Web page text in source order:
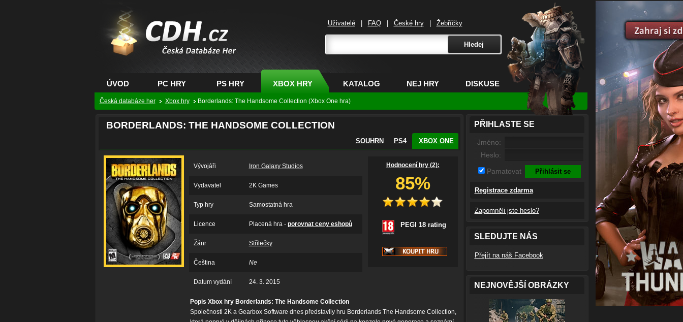
CDH.cz - hry na PC,
PS, XBOX - Česká
databáze her
Uživatelé FAQ České hry Žebříčky
ÚVOD PC HRY PS HRY XBOX HRY KATALOG NEJ HRY DISKUSE
Česká databáze her Xbox hry Borderlands: The Handsome Collection (Xbox One hra)
BORDERLANDS: THE HANDSOME COLLECTION
SOUHRN PS4 XBOX ONE
Vývojáři Iron Galaxy Studios
Vydavatel 2K Games
Typ hry Samostatná hra
Licence Placená hra - porovnat ceny eshopů
Žánr Střílečky
Čeština Ne
Datum vydání 24. 3. 2015
Hodnocení hry (2):
85%
PEGI 18 rating
Popis Xbox hry Borderlands: The Handsome Collection
Společnosti 2K a Gearbox Software dnes představily hru Borderlands The Handsome Collection,
PŘIHLASTE SE
Jméno:
Heslo:
Pamatovat
Registrace zdarma
Zapomněli jste heslo?
SLEDUJTE NÁS
Přejít na náš Facebook
NEJNOVĚJŠÍ OBRÁZKY